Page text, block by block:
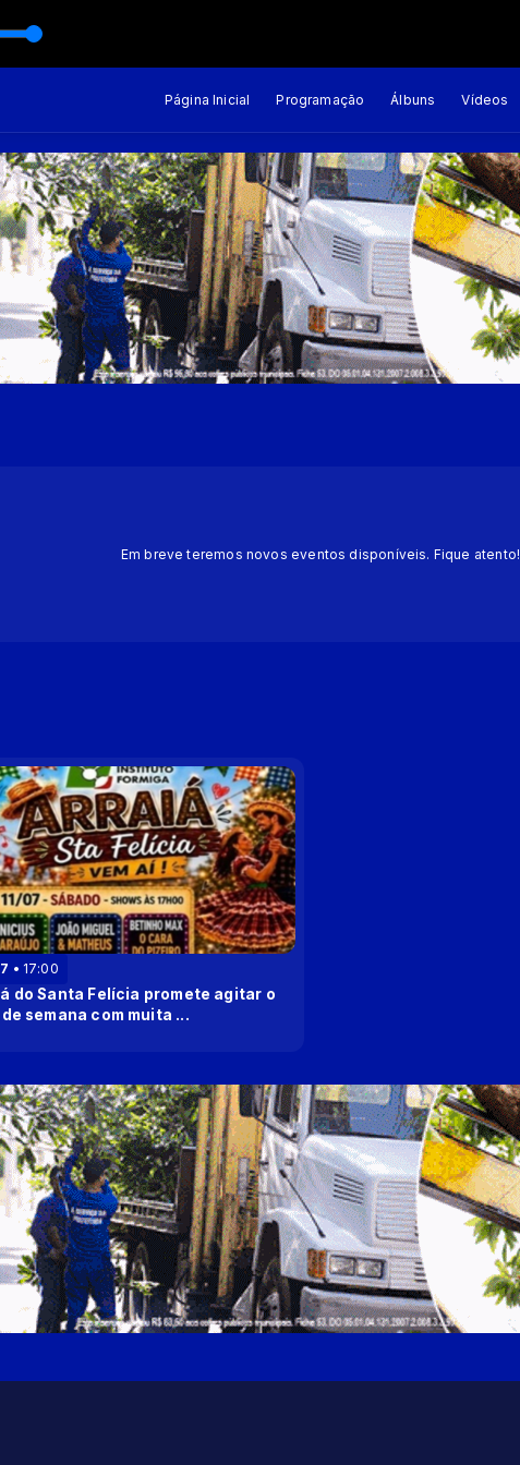
Página Inicial Programação Álbuns Vídeos
Em breve teremos novos eventos disponíveis. Fique atento!
17:00
do Santa Felícia promete agitar o
semana com muita ...